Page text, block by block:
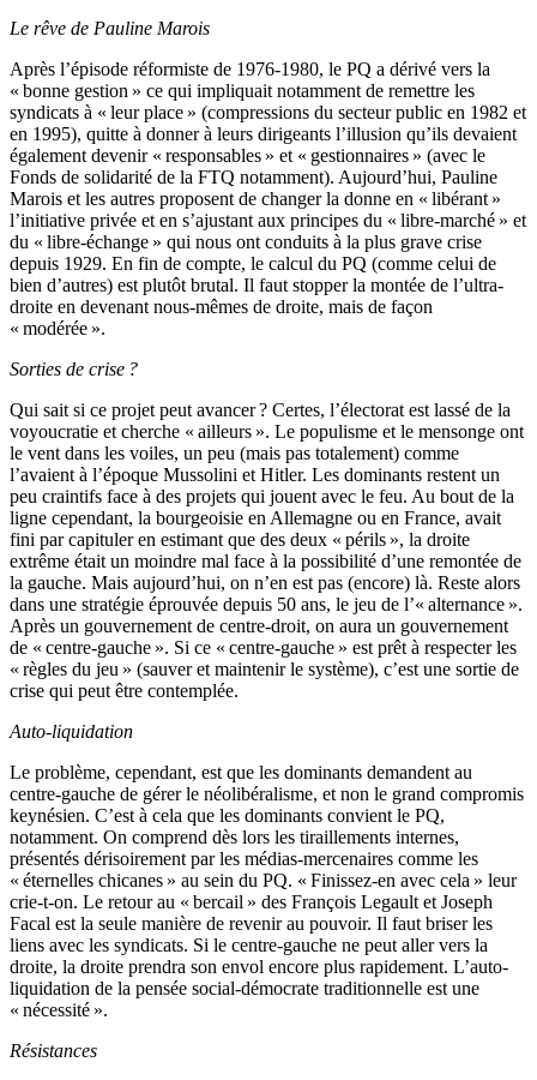
Le rêve de Pauline Marois
Après l’épisode réformiste de 1976-1980, le PQ a dérivé vers la
« bonne gestion » ce qui impliquait notamment de remettre les
syndicats à « leur place » (compressions du secteur public en 1982 et
en 1995), quitte à donner à leurs dirigeants l’illusion qu’ils devaient
également devenir « responsables » et « gestionnaires » (avec le
Fonds de solidarité de la FTQ notamment). Aujourd’hui, Pauline
Marois et les autres proposent de changer la donne en « libérant »
l’initiative privée et en s’ajustant aux principes du « libre-marché » et
du « libre-échange » qui nous ont conduits à la plus grave crise
depuis 1929. En fin de compte, le calcul du PQ (comme celui de
bien d’autres) est plutôt brutal. Il faut stopper la montée de l’ultra-
droite en devenant nous-mêmes de droite, mais de façon
« modérée ».
Sorties de crise ?
Qui sait si ce projet peut avancer ? Certes, l’électorat est lassé de la
voyoucratie et cherche « ailleurs ». Le populisme et le mensonge ont
le vent dans les voiles, un peu (mais pas totalement) comme
l’avaient à l’époque Mussolini et Hitler. Les dominants restent un
peu craintifs face à des projets qui jouent avec le feu. Au bout de la
ligne cependant, la bourgeoisie en Allemagne ou en France, avait
fini par capituler en estimant que des deux « périls », la droite
extrême était un moindre mal face à la possibilité d’une remontée de
la gauche. Mais aujourd’hui, on n’en est pas (encore) là. Reste alors
dans une stratégie éprouvée depuis 50 ans, le jeu de l’« alternance ».
Après un gouvernement de centre-droit, on aura un gouvernement
de « centre-gauche ». Si ce « centre-gauche » est prêt à respecter les
« règles du jeu » (sauver et maintenir le système), c’est une sortie de
crise qui peut être contemplée.
Auto-liquidation
Le problème, cependant, est que les dominants demandent au
centre-gauche de gérer le néolibéralisme, et non le grand compromis
keynésien. C’est à cela que les dominants convient le PQ,
notamment. On comprend dès lors les tiraillements internes,
présentés dérisoirement par les médias-mercenaires comme les
« éternelles chicanes » au sein du PQ. « Finissez-en avec cela » leur
crie-t-on. Le retour au « bercail » des François Legault et Joseph
Facal est la seule manière de revenir au pouvoir. Il faut briser les
liens avec les syndicats. Si le centre-gauche ne peut aller vers la
droite, la droite prendra son envol encore plus rapidement. L’auto-
liquidation de la pensée social-démocrate traditionnelle est une
« nécessité ».
Résistances